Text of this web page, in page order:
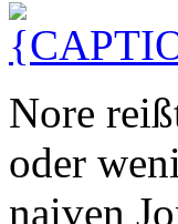
Nore
oder
naiven